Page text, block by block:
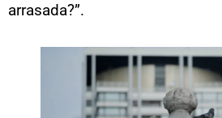
arrasada?”.